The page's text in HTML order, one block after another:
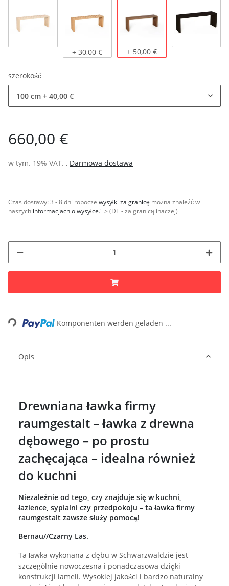
Dąb naturalnyDąb jasny, olejowany
+ 30,00 € Dąb ciemny, olejowany
+ 50,00 €
szerokość
100 cm + 40,00 €
660,00 €
w tym. 19% VAT. , Darmowa dostawa
Czas dostawy:3 - 8 dni robocze wysyłki za granicę można znaleźć w
naszych informacjach o wysyłce." > (DE - za granicą inaczej)
Loading... Komponenten werden geladen ...
Opis
Drewniana ławka firmy
raumgestalt – ławka z drewna
dębowego – po prostu
zachęcająca – idealna również
do kuchni
Niezależnie od tego, czy znajduje się w kuchni,
łazience, sypialni czy przedpokoju – ta ławka firmy
raumgestalt zawsze służy pomocą!
Bernau//Czarny Las.
Ta ławka wykonana z dębu w Schwarzwaldzie jest
szczególnie nowoczesna i ponadczasowa dzięki
konstrukcji lameli. Wysokiej jakości i bardzo naturalny